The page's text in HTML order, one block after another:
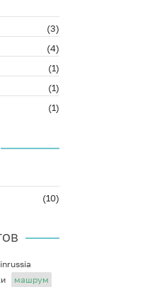
(3)
(4)
(1)
(1)
(1)
(10)
машрум